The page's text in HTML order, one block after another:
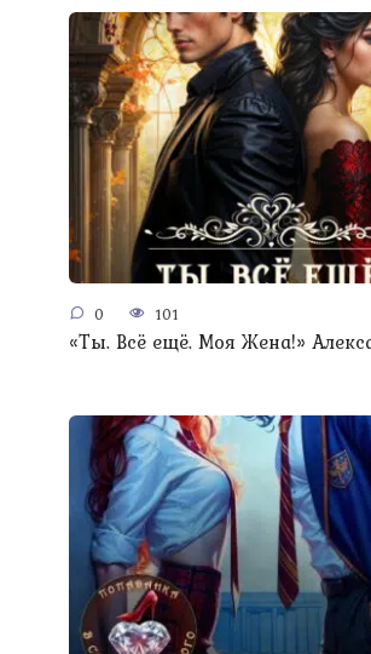
0 101
«Ты. Всё ещё. Моя Жена!»